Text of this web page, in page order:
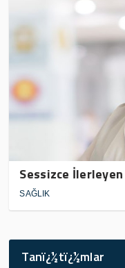
Sessizce
SAĞLIK
Tanï¿½tï¿½mlar